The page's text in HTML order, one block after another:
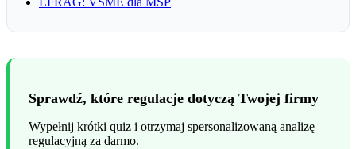
Sprawdź, które regulacje dotyczą Twojej firmy
Wypełnij krótki quiz i otrzymaj spersonalizowaną analizę
regulacyjną za darmo.